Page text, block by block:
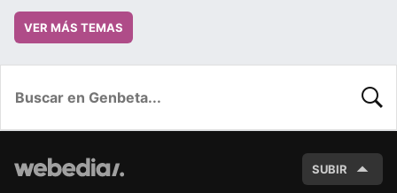
VER MÁS TEMAS
SUBIR